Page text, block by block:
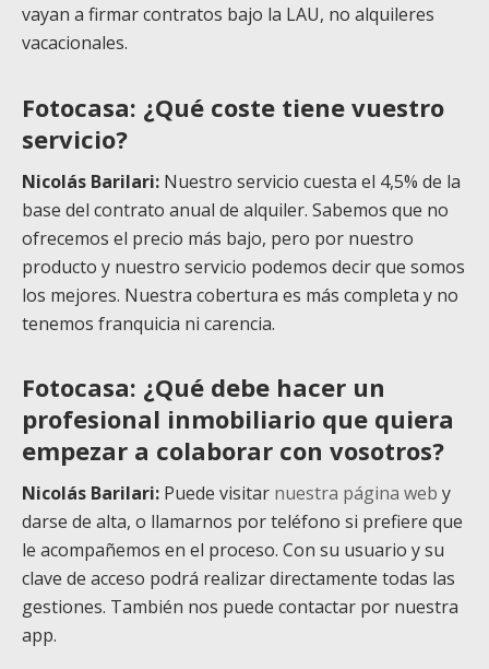
vayan a firmar contratos bajo la LAU, no alquileres
vacacionales.
Fotocasa: ¿Qué coste tiene vuestro
servicio?
Nicolás Barilari: Nuestro servicio cuesta el 4,5% de la
base del contrato anual de alquiler. Sabemos que no
ofrecemos el precio más bajo, pero por nuestro
producto y nuestro servicio podemos decir que somos
los mejores. Nuestra cobertura es más completa y no
tenemos franquicia ni carencia.
Fotocasa: ¿Qué debe hacer un
profesional inmobiliario que quiera
empezar a colaborar con vosotros?
Nicolás Barilari: Puede visitar nuestra página web y
darse de alta, o llamarnos por teléfono si prefiere que
le acompañemos en el proceso. Con su usuario y su
clave de acceso podrá realizar directamente todas las
gestiones. También nos puede contactar por nuestra
app.